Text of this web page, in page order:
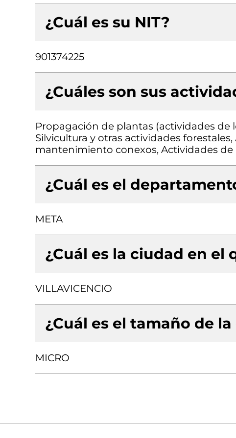
¿Cuál es su NIT?
901374225
¿Cuáles son sus
Propagación de plantas (actividades de
Silvicultura y otras actividades
mantenimiento conexos, Actividades de
¿Cuál es el
META
¿Cuál es la ciudad en el
VILLAVICENCIO
¿Cuál es el tamaño de
MICRO